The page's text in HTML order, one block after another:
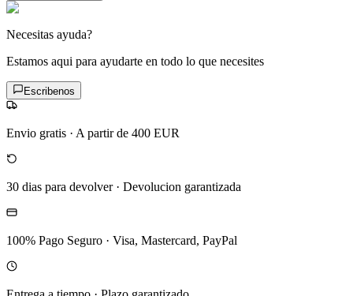
Necesitas ayuda?
Estamos aqui para ayudarte en todo lo que necesites
Escribenos
Envio gratis · A partir de 400 EUR
30 dias para devolver· Devolucion garantizada
100% Pago Seguro · Visa, Mastercard, PayPal